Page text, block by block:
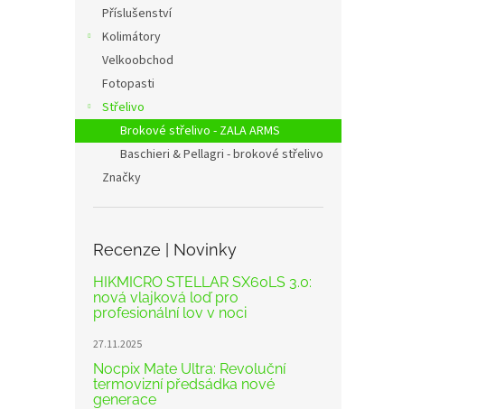
Příslušenství
Kolimátory
Velkoobchod
Fotopasti
Střelivo
Brokové střelivo - ZALA ARMS
Baschieri & Pellagri - brokové střelivo
Značky
Recenze | Novinky
HIKMICRO STELLAR SX60LS 3.0:
nová vlajková loď pro
profesionální lov v noci
27.11.2025
Nocpix Mate Ultra: Revoluční
termovizní předsádka nové
generace